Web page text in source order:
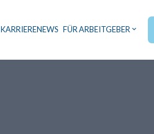
KARRIERENEWS FÜR ARBEITGEBER